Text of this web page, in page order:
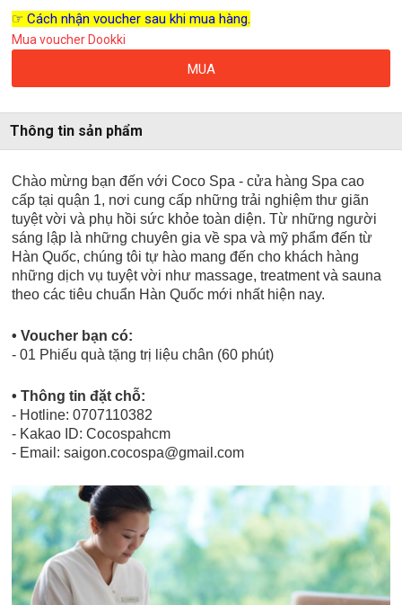
☞ Cách nhận voucher sau khi mua hàng.
Mua voucher Dookki
MUA
Thông tin sản phẩm
Chào mừng bạn đến với Coco Spa - cửa hàng Spa cao
cấp tại quận 1, nơi cung cấp những trải nghiệm thư giãn
tuyệt vời và phụ hồi sức khỏe toàn diện. Từ những người
sáng lập là những chuyên gia về spa và mỹ phẩm đến từ
Hàn Quốc, chúng tôi tự hào mang đến cho khách hàng
những dịch vụ tuyệt vời như massage, treatment và sauna
theo các tiêu chuẩn Hàn Quốc mới nhất hiện nay.
• Voucher bạn có:
- 01 Phiếu quà tặng trị liệu chân (60 phút)
• Thông tin đặt chỗ:
- Hotline: 0707110382
- Kakao ID: Cocospahcm
- Email: saigon.cocospa@gmail.com